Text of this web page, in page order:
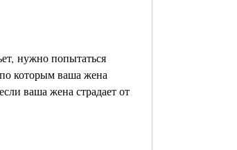
нужно попытаться
которым ваша жена
ваша жена страдает от